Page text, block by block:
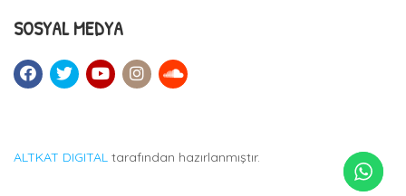
SOSYAL MEDYA
ALTKAT DIGITAL tarafından hazırlanmıştır.